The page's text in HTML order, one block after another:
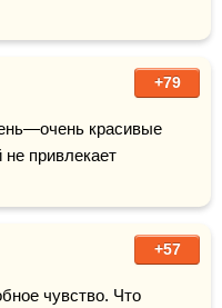
+79
красивые
не привлекает
+57
чувство. Что